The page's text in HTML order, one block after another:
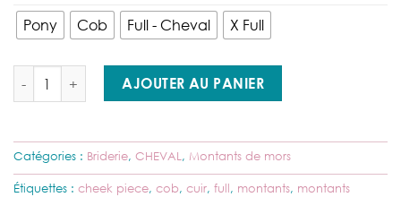
Pony Cob Full - Cheval X Full
quantité de SD Design – Montants Noirs R-467 | Élégance &
AJOUTER AU PANIER
Catégories : Briderie, CHEVAL, Montants de mors
Étiquettes : cheek piece, cob, cuir, full, montants, montants